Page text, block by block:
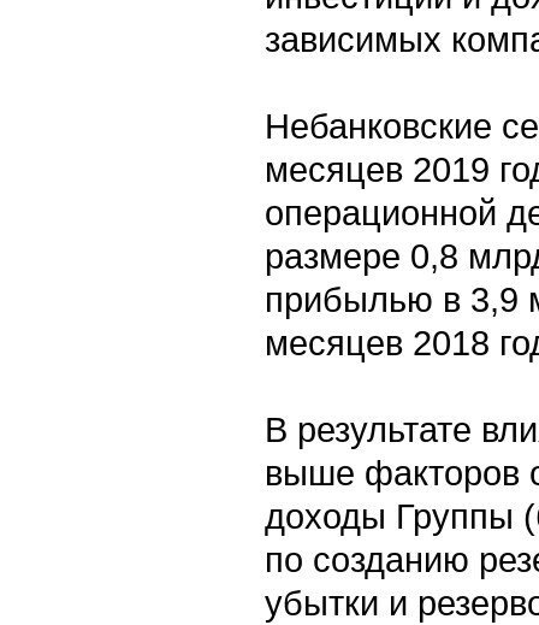
зависимых
Небанковские
месяцев 2019
операционной
размере 0,8
прибылью в 3,9
месяцев 2018
В результате
выше факторов
доходы Группы
по созданию
убытки и